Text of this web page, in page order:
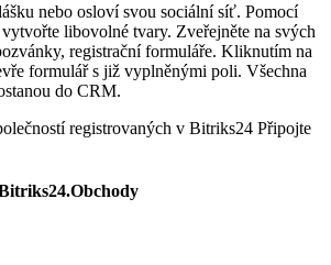
nebo osloví svou sociální síť. Pomocí
libovolné tvary. Zveřejněte na svých
registrační formuláře. Kliknutím na
formulář s již vyplněnými poli. Všechna
do CRM.
registrovaných v Bitriks24 Připojte